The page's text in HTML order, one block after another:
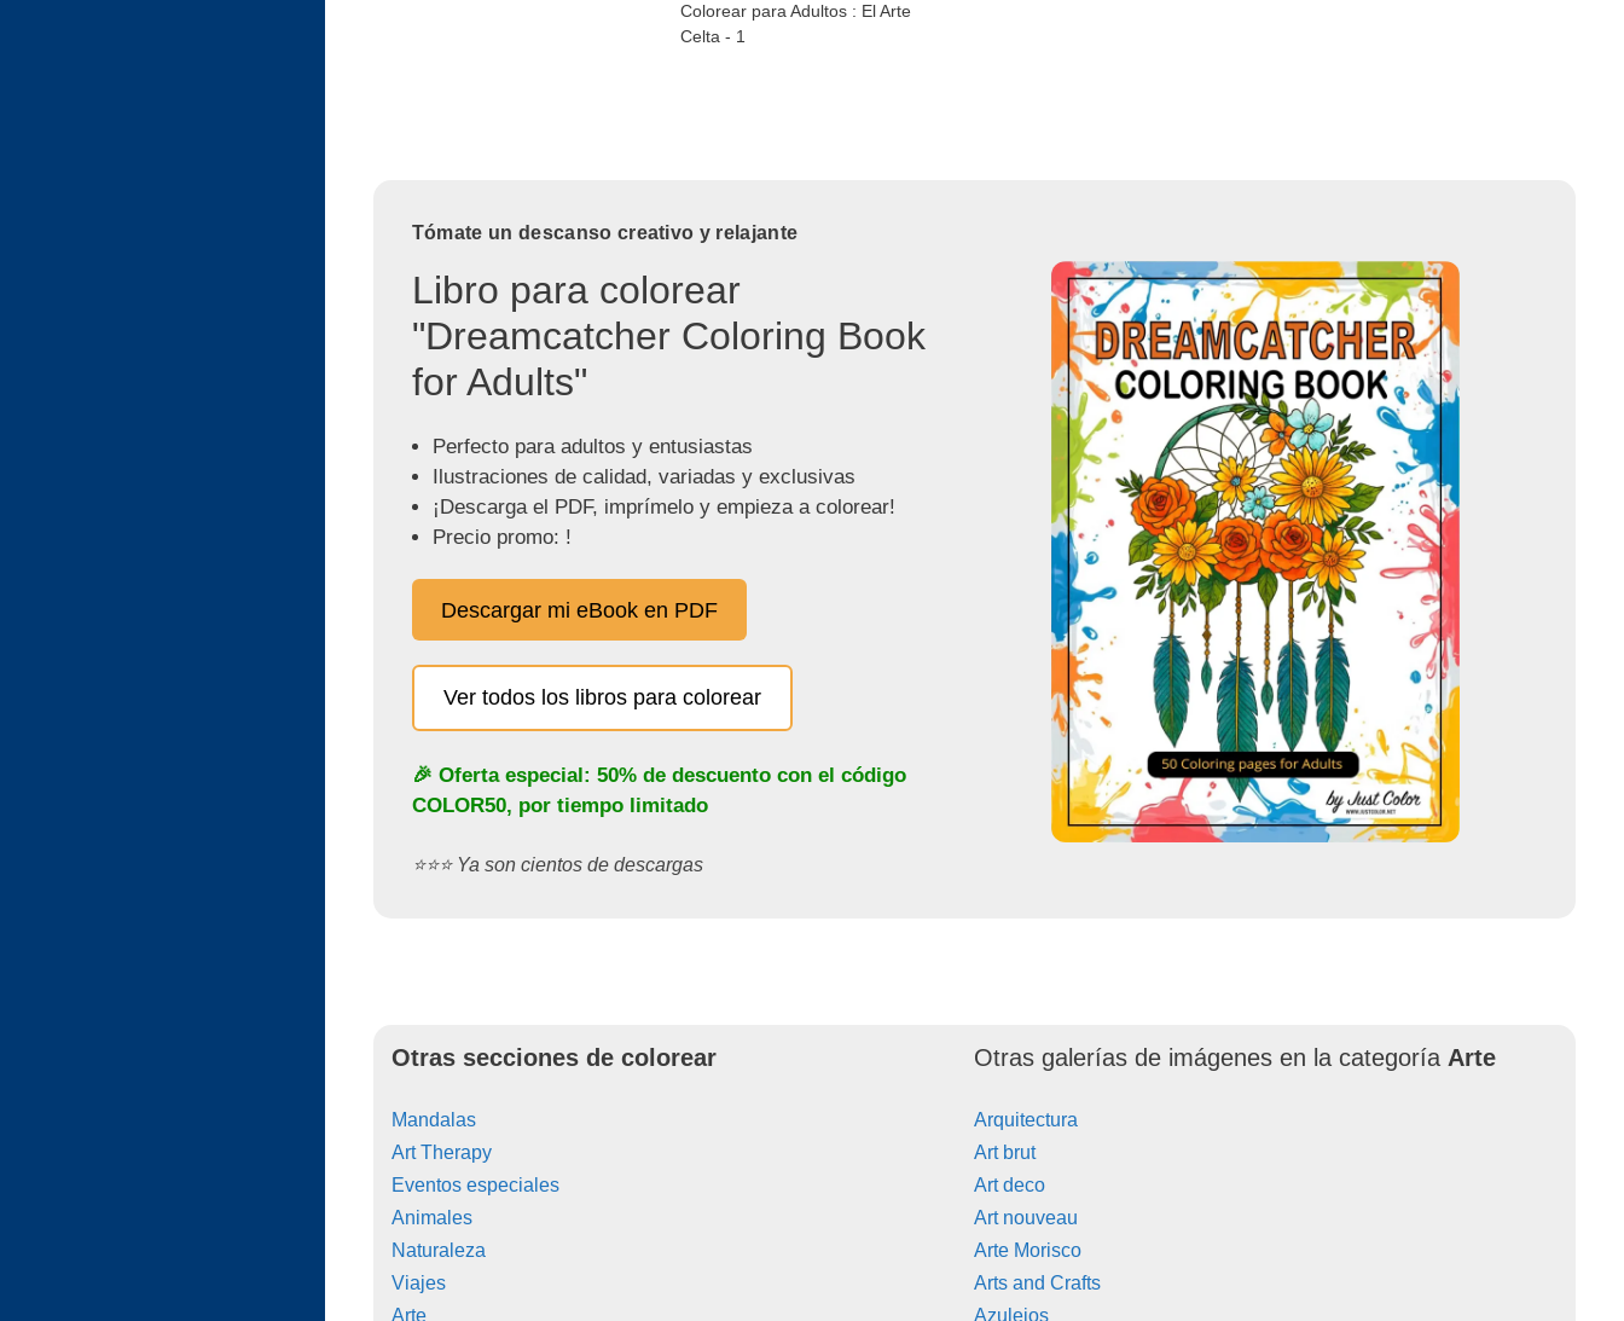
Colorear para Adultos : El Arte
Celta - 1
Tómate un descanso creativo y relajante
Libro para colorear
"Dreamcatcher Coloring Book
for Adults"
Perfecto para adultos y entusiastas
Ilustraciones de calidad, variadas y exclusivas
¡Descarga el PDF, imprímelo y empieza a colorear!
Precio promo: !
Descargar mi eBook en PDF
Ver todos los libros para colorear
🎉 Oferta especial: 50% de descuento con el código
COLOR50, por tiempo limitado
⭐️⭐️⭐️ Ya son cientos de descargas
Otras secciones de colorear
Mandalas
Art Therapy
Eventos especiales
Animales
Naturaleza
Viajes
Arte
Otras galerías de imágenes en la categoría Arte
Arquitectura
Art brut
Art deco
Art nouveau
Arte Morisco
Arts and Crafts
Azulejos